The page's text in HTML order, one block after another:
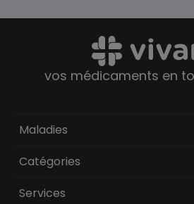
vos médicaments en
Maladies
Catégories
Services